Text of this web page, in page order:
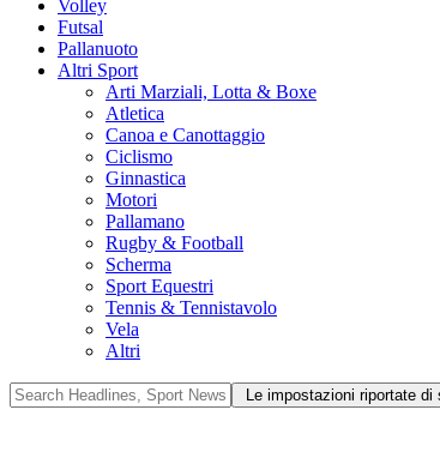
Volley
Futsal
Pallanuoto
Altri Sport
Arti Marziali, Lotta & Boxe
Atletica
Canoa e Canottaggio
Ciclismo
Ginnastica
Motori
Pallamano
Rugby & Football
Scherma
Sport Equestri
Tennis & Tennistavolo
Vela
Altri